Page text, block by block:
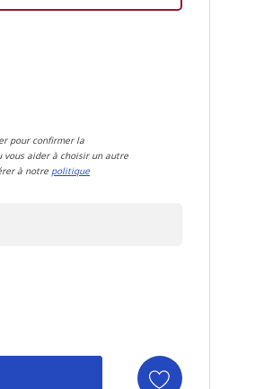
pour confirmer la
aider à choisir un autre
à notre politique